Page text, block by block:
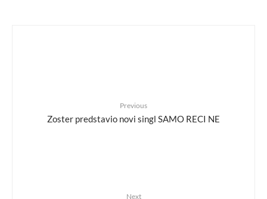
Previous
Zoster predstavio novi singl SAMO RECI NE
Next